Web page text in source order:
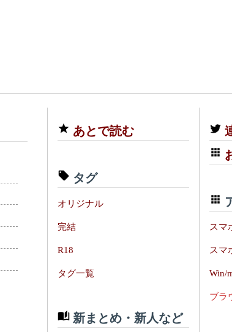
あとで読む
タグ
オリジナル
完結
R18
タグ一覧
新まとめ・新人など
スマ
スマ
Win/
ブラ